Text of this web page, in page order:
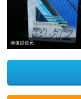
画像提供元